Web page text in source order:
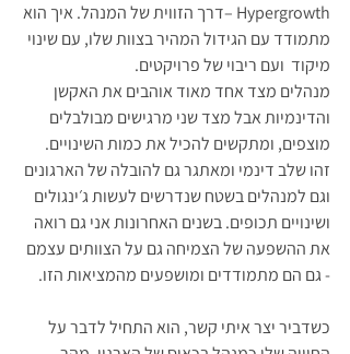
Hypergrowth –דרך הזווית של המנהל. איך הוא
מתמודד עם הגידול המהיר בצוות שלו, עם שינוי
מיקוד  ועם ריבוי של פרויקטים.
מנהלים מצד אחד מאוד אוהבים את האקשן
והדינמיות אבל מצד שני מרגישים מבולבלים
מוצפים, ומתקשים להכיל את כמות השינויים.
זהו שלב דינמי ומאתגר גם להובלה של הארגונים
וגם למנהלים בשטח שנדרשים לעשות ג׳ינגולים
ושינויים תכופים. בשנים האחרונות אני גם רואה
את ההשפעה של הצמיחה גם על הצוותים עצמם
- גם הם מתמודדים ומושפעים מהמציאות הזו.
כשדביר יצר איתי קשר, הוא התחיל לדבר על